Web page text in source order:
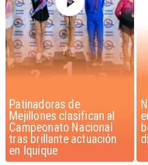
Novedoso programa de
entrenamiento de gatos
beneficia a niños con
discapacidad